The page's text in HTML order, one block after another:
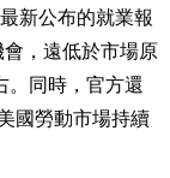
新公布的就業報
，遠低於市場原
。同時，官方還
國勞動市場持續